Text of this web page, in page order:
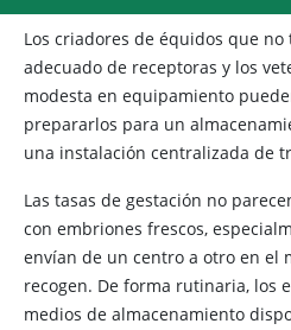
Los criadores de équidos que
adecuado de receptoras y los
modesta en equipamiento
prepararlos para un
una instalación centralizada de
Las tasas de gestación no
con embriones frescos,
envían de un centro a otro en el
recogen. De forma rutinaria, los
medios de almacenamiento